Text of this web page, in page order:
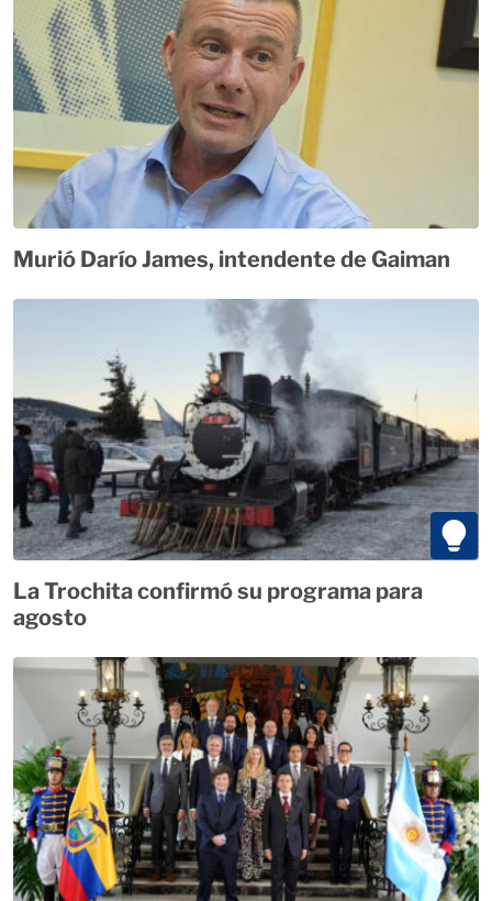
Murió Darío James, intendente de Gaiman
La Trochita confirmó su programa para
agosto